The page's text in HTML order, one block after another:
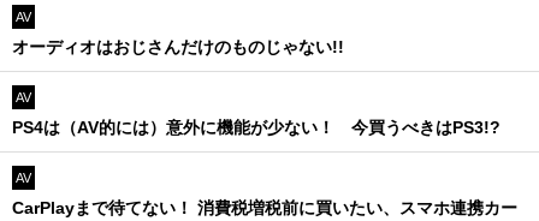
AV
オーディオはおじさんだけのものじゃない!!
AV
PS4は（AV的には）意外に機能が少ない！ 今買うべきはPS3!?
AV
CarPlayまで待てない！ 消費税増税前に買いたい、スマホ連携カー